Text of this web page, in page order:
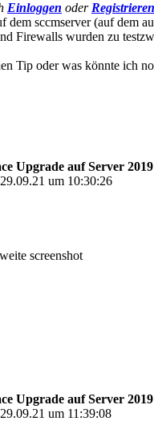
Einloggen oder Registrieren
dem sccmserver (auf dem
Firewalls wurden zu
Tip oder was könnte ich
Upgrade auf Server
29.09.21 um 10:30:26
screenshot
Upgrade auf Server
29.09.21 um 11:39:08